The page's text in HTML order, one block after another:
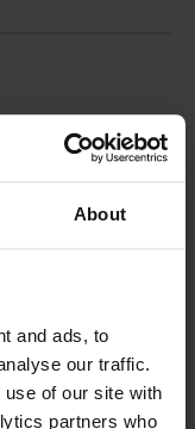
About
and ads, to
our traffic.
of our site with
partners who